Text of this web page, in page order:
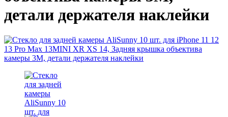
детали держателя наклейки